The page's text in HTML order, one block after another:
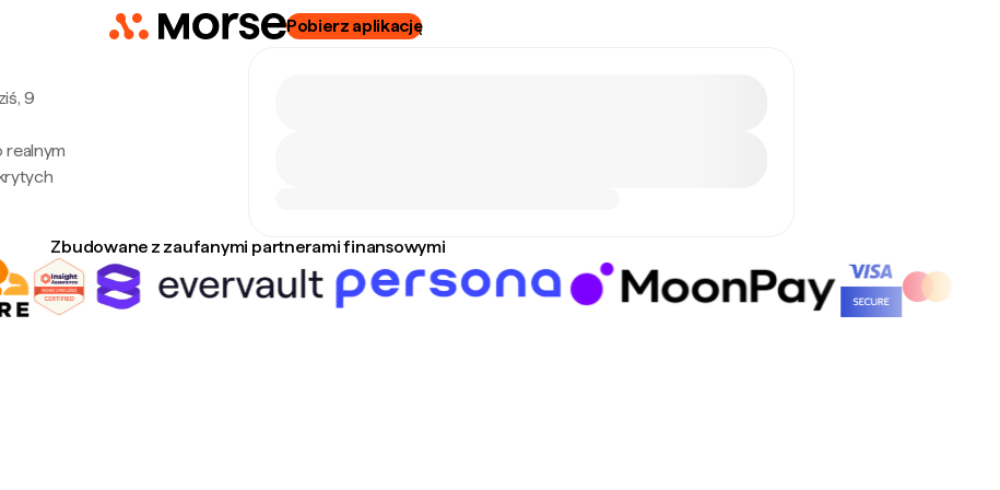
Pobierz aplikację
9
realnym
Zbudowane z zaufanymi partnerami finansowymi